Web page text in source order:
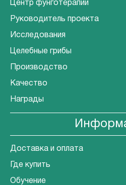
Центр фунготерапии
Руководитель проекта
Исследования
Целебные грибы
Производство
Качество
Награды
Доставка и оплата
Где купить
Обучение